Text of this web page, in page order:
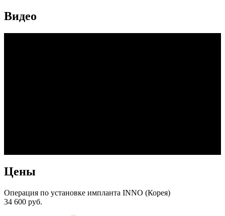
Видео
Цены
Операция по установке импланта INNO (Корея)
34 600 руб.